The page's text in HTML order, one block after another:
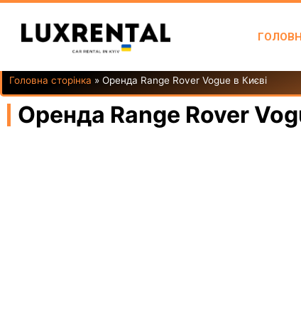
Головна сторінка » Оренда Range Rover Vogue в Києві
Оренда Range Rover